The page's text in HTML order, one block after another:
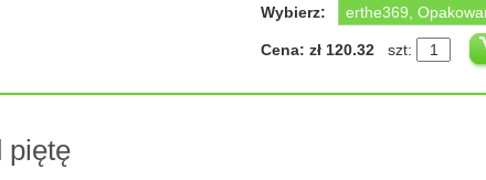
Wybierz:
Cena: zł 120.32 szt:
piętę